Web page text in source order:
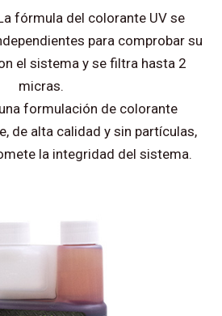
fórmula del colorante UV se
para comprobar su
el sistema y se filtra hasta 2
micras.
formulación de colorante
de alta calidad y sin partículas,
la integridad del sistema.